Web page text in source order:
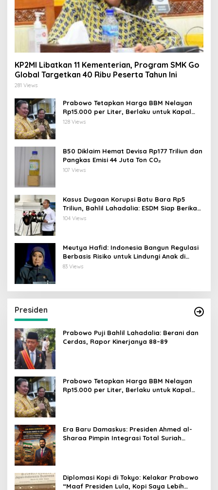
KP2MI Libatkan 11 Kementerian, Program SMK Go
Global Targetkan 40 Ribu Peserta Tahun Ini
281 Views
Prabowo Tetapkan Harga BBM Nelayan
Rp15.000 per Liter, Berlaku untuk Kapal
30-200 GT
128 Views
B50 Diklaim Hemat Devisa Rp177 Triliun dan
Pangkas Emisi 44 Juta Ton CO₂
107 Views
Kasus Dugaan Korupsi Batu Bara Rp5
Triliun, Bahlil Lahadalia: ESDM Siap Berikan
Data
104 Views
Meutya Hafid: Indonesia Bangun Regulasi
Berbasis Risiko untuk Lindungi Anak di
Dunia Digital
83 Views
Presiden
Prabowo Puji Bahlil Lahadalia: Berani dan
Cerdas, Rapor Kinerjanya 88–89
Prabowo Tetapkan Harga BBM Nelayan
Rp15.000 per Liter, Berlaku untuk Kapal
Era Baru Damaskus: Presiden Ahmed al-
Sharaa Pimpin Integrasi Total Suriah
Diplomasi Kopi di Tokyo: Kelakar Prabowo
“Maaf Presiden Lula, Kopi Saya Lebih